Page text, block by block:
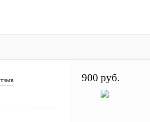
900 руб.